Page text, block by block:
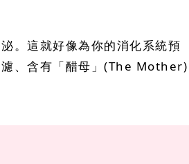
。這就好像為你的消化系統預
濾、含有「醋母」(The Mother)